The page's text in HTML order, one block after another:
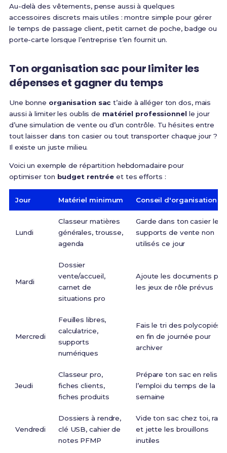
Au-delà des vêtements, pense aussi à quelques
accessoires discrets mais utiles : montre simple pour gérer
le temps de passage client, petit carnet de poche, badge ou
porte-carte lorsque l’entreprise t’en fournit un.
Ton organisation sac pour limiter les
dépenses et gagner du temps
Une bonne organisation sac t’aide à alléger ton dos, mais
aussi à limiter les oublis de matériel professionnelle jour
d’une simulation de vente ou d’un contrôle. Tu hésites entre
tout laisser dans ton casier ou tout transporter chaque jour ?
Il existe un juste milieu.
Voici un exemple de répartition hebdomadaire pour
optimiser ton budget rentrée et tes efforts :
Jour Matériel minimum Conseil d'organisation
Lundi
Classeur matières
générales, trousse,
agenda
Garde dans ton casier les
supports de vente non
utilisés ce jour
Mardi
Dossier
vente/accueil,
carnet de
situations pro
Ajoute les documents
les jeux de rôle prévus
Mercredi
Feuilles libres,
calculatrice,
supports
numériques
Fais le tri des polycopiés
en fin de journée pour
archiver
Jeudi
Classeur pro,
fiches clients,
fiches produits
Prépare ton sac en
l’emploi du temps de la
semaine
Vendredi
Dossiers à rendre,
clé USB, cahier de
notes PFMP
Vide ton sac chez toi,
et jette les brouillons
inutiles